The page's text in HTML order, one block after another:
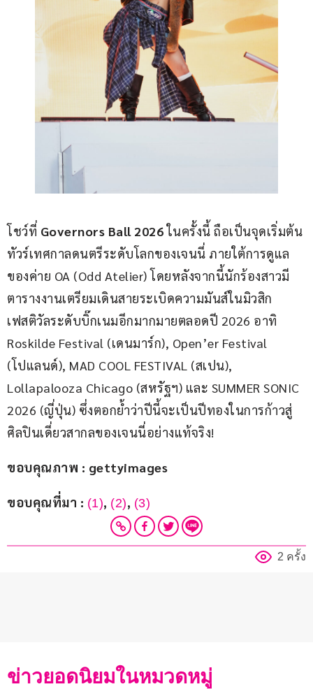
โชว์ที่ Governors Ball 2026 ในครั้งนี้ ถือเป็นจุดเริ่มต้น
ทัวร์เทศกาลดนตรีระดับโลกของเจนนี่ ภายใต้การดูแล
ของค่าย OA (Odd Atelier) โดยหลังจากนี้นักร้องสาวมี
ตารางงานเตรียมเดินสายระเบิดความมันส์ในมิวสิก
เฟสติวัลระดับบิ๊กเนมอีกมากมายตลอดปี 2026 อาทิ
Roskilde Festival (เดนมาร์ก), Open’er Festival
(โปแลนด์), MAD COOL FESTIVAL (สเปน),
Lollapalooza Chicago (สหรัฐฯ) และ SUMMER SONIC
2026 (ญี่ปุ่น) ซึ่งตอกย้ำว่าปีนี้จะเป็นปีทองในการก้าวสู่
ศิลปินเดี่ยวสากลของเจนนี่อย่างแท้จริง!
ขอบคุณภาพ : gettyimages
ขอบคุณที่มา : (1), (2), (3)
2 ครั้ง
ข่าวยอดนิยมในหมวดหมู่